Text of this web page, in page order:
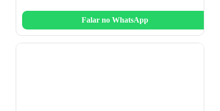
Falar no WhatsApp